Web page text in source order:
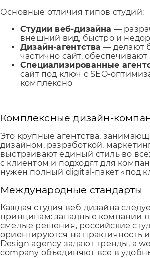
Основные отличия типов студий:
Студии веб-дизайна —
внешний вид, быстро и
Дизайн-агентства — делают
частично сайт,
Специализированные
сайт под ключ с SEO-
комплексно
Комплексные дизайн-
Это крупные агентства,
дизайном, разработкой,
выстраивают единый стиль во
с клиентом и подходят для
нужен полный digital-пакет «под
Международные стандарты
Каждая студия веб дизайна
принципам: западные компании
смелые решения, российские
ориентируются на практичность
Design agency задают тренды, а
company объединяют все в